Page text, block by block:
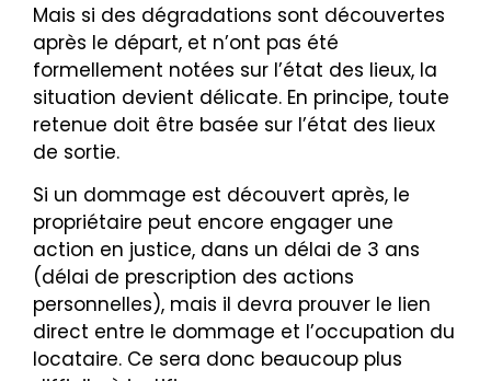
Mais si des dégradations sont découvertes
après le départ, et n’ont pas été
formellement notées sur l’état des lieux, la
situation devient délicate. En principe, toute
retenue doit être basée sur l’état des lieux
de sortie.
Si un dommage est découvert après, le
propriétaire peut encore engager une
action en justice, dans un délai de 3 ans
(délai de prescription des actions
personnelles), mais il devra prouver le lien
direct entre le dommage et l’occupation du
locataire. Ce sera donc beaucoup plus